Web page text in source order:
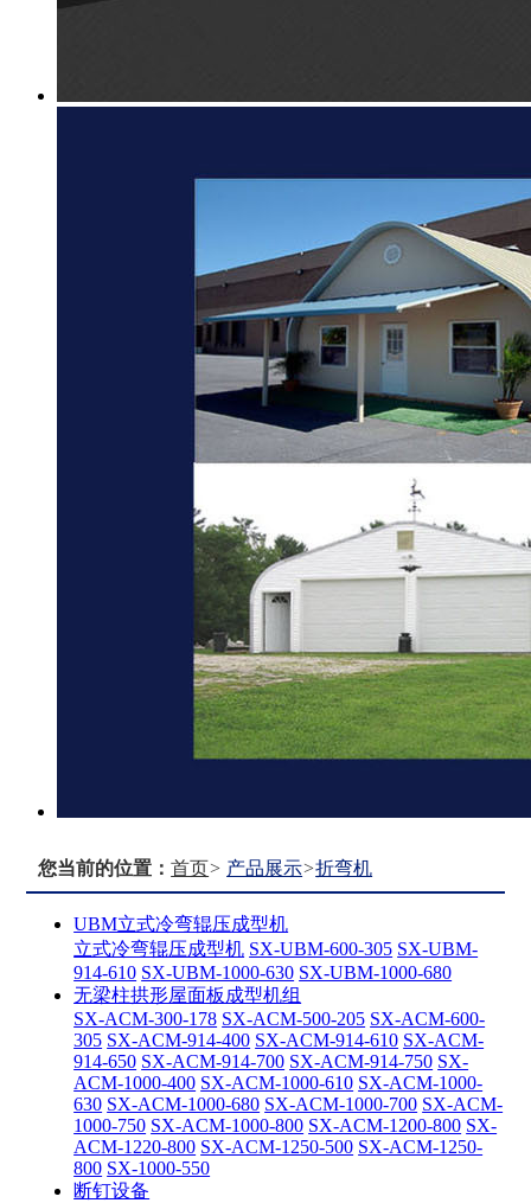
您当前的位置：首页> 产品展示>折弯机
UBM立式冷弯辊压成型机
立式冷弯辊压成型机 SX-UBM-600-305 SX-UBM-
914-610 SX-UBM-1000-630 SX-UBM-1000-680
无梁柱拱形屋面板成型机组
SX-ACM-300-178 SX-ACM-500-205 SX-ACM-600-
305 SX-ACM-914-400 SX-ACM-914-610 SX-ACM-
914-650 SX-ACM-914-700 SX-ACM-914-750 SX-
ACM-1000-400 SX-ACM-1000-610 SX-ACM-1000-
630 SX-ACM-1000-680 SX-ACM-1000-700 SX-ACM-
1000-750 SX-ACM-1000-800 SX-ACM-1200-800 SX-
ACM-1220-800 SX-ACM-1250-500 SX-ACM-1250-
800 SX-1000-550
断钉设备